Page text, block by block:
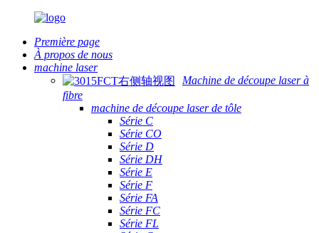
Première page
À propos de nous
machine laser
Machine de découpe laser à
fibre
machine de découpe laser de tôle
Série C
Série CO
Série D
Série DH
Série E
Série F
Série FA
Série FC
Série FL